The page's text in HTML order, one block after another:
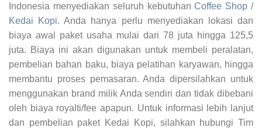
Indonesia menyediakan seluruh kebutuhanCoffee Shop /
Kedai Kopi. Anda hanya perlu menyediakan lokasi dan
biaya awal paket usaha mulai dari 78 juta hingga 125,5
juta. Biaya ini akan digunakan untuk membeli peralatan,
pembelian bahan baku, biaya pelatihan karyawan, hingga
membantu proses pemasaran. Anda dipersilahkan untuk
menggunakan brand milik Anda sendiri dan tidak dibebani
oleh biaya royalti/fee apapun. Untuk informasi lebih lanjut
dan pembelian paket Kedai Kopi, silahkan hubungi Tim